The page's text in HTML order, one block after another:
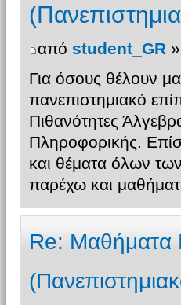
από student_GR
Για όσους θέλουν
πανεπιστημιακό
Πιθανότητες
Πληροφορικής.
και θέματα όλων
παρέχω και
Re: Μαθήματα